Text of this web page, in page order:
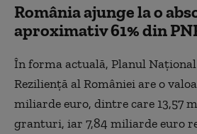
România ajunge la o
aproximativ 61% din
În forma actuală, Planul Național
Reziliență al României are o
miliarde euro, dintre care 13,57
granturi, iar 7,84 miliarde euro